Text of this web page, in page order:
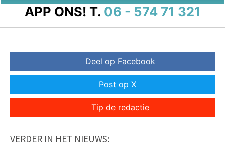
APP ONS! T. 06 - 574 71 321
Deel op Facebook
Post op X
Tip de redactie
VERDER IN HET NIEUWS: